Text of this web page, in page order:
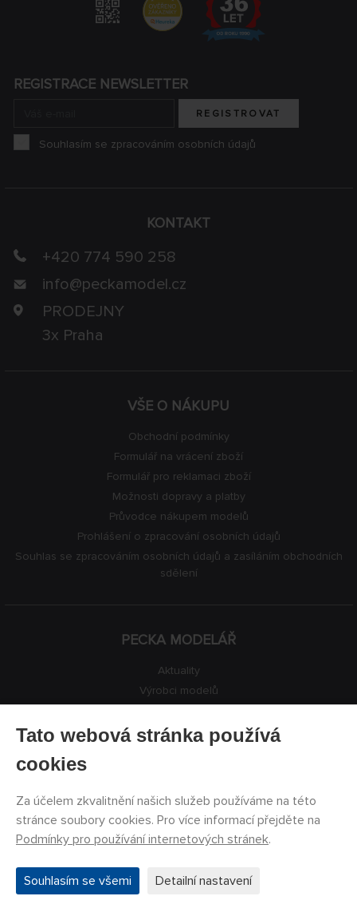
VŠE O NÁKUPU
Obchodní podmínky
Formulář na vrácení zboží
Formulář pro reklamaci zboží
Možnosti dopravy a platby
Průvodce nákupem modelů
Prohlášení o zpracování osobních údajů
Souhlas se zpracováním osobních údajů a zasíláním obchodních
sdělení
PECKA MODELÁŘ
Aktuality
Výrobci modelů
Kontakty
KONTAKT
+420 774 590 258
info@peckamodel.cz
PRODEJNY
3x Praha
REGISTRACE NEWSLETTER
REGISTROVAT
Souhlasím se zpracováním osobních údajů
©PECKA MODELÁŘ s.r.o.
vyhrazena
Tato webová stránka používá
cookies
Za účelem zkvalitnění našich služeb používáme na této
stránce soubory cookies. Pro více informací přejděte na
Podmínky pro používání internetových stránek.
Souhlasím se všemi Detailní nastavení